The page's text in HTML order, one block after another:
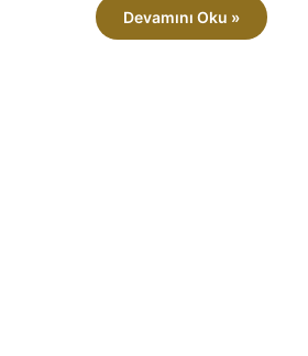
Devamını Oku »